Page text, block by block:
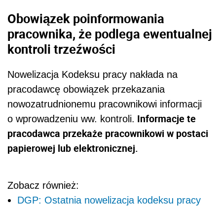
Obowiązek poinformowania
pracownika, że podlega ewentualnej
kontroli trzeźwości
Nowelizacja Kodeksu pracy nakłada na
pracodawcę obowiązek przekazania
nowozatrudnionemu pracownikowi informacji
o wprowadzeniu ww. kontroli. Informacje te
pracodawca przekaże pracownikowi w postaci
papierowej lub elektronicznej.
Zobacz również:
DGP: Ostatnia nowelizacja kodeksu pracy